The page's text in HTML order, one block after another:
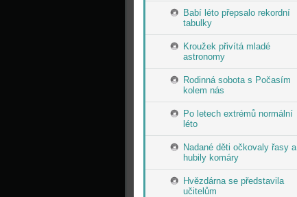
Babí léto přepsalo rekordní
tabulky
Kroužek přivítá mladé
astronomy
Rodinná sobota s Počasím
kolem nás
Po letech extrémů normální
léto
Nadané děti očkovaly řasy a
hubily komáry
Hvězdárna se představila
učitelům